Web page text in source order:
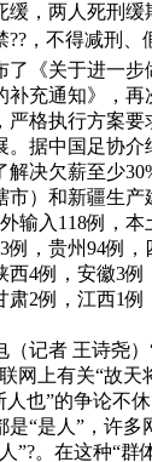
缓，两人死刑缓
，不得减刑、
《关于进一步
补充通知》，
严格执行方案要
据中国足协介
决欠薪至少
市）和新疆生产
输入 118例，本
例，贵州94例，
西4例，安徽3例
肃2例，江西1例
记者 王诗尧）
网上有关“故天
人也”的争论不
“是人”，许多
。在这种“群